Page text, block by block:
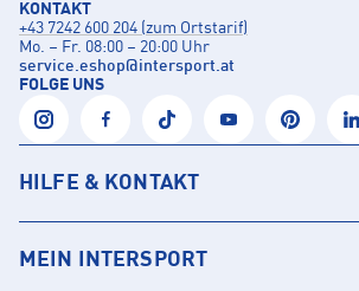
KONTAKT
+43 7242 600 204 (zum Ortstarif)
Mo. – Fr. 08:00 – 20:00 Uhr
service.eshop@intersport.at
FOLGE UNS
HILFE & KONTAKT
MEIN INTERSPORT